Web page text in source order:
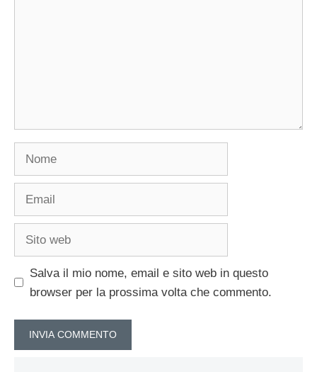
Salva il mio nome, email e sito web in questo
browser per la prossima volta che commento.